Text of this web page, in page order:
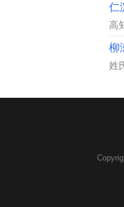
仁
高
柳
姓